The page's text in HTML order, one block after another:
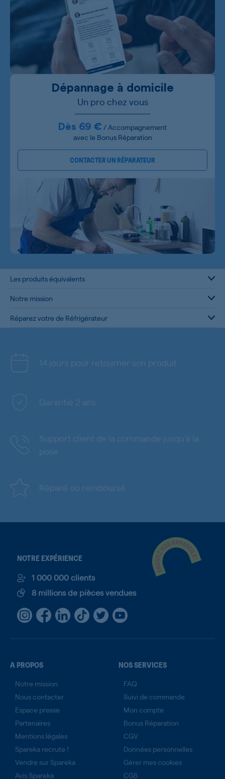
Dépannage à domicile
Un pro chez vous
Dès 69 € / Accompagnement
avec le Bonus Réparation
CONTACTER UN RÉPARATEUR
Les produits équivalents
Notre mission
Réparez votre de Réfrigérateur
14 jours pour retourner son produit
Garantie 2 ans
Support client de la commande jusqu'à la
pose
Réparé ou remboursé
NOTRE EXPÉRIENCE
1 000 000 clients
8 millions de pièces vendues
A PROPOS
Notre mission
Nous contacter
Espace presse
Partenaires
Mentions légales
Spareka recrute !
Vendre sur Spareka
Avis Spareka
NOS SERVICES
FAQ
Suivi de commande
Mon compte
Bonus Réparation
CGV
Données personnelles
Gérer mes cookies
CGS